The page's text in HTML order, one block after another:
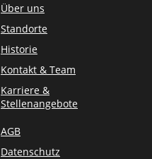
Über uns
Standorte
Historie
Kontakt & Team
Karriere &
Stellenangebote
AGB
Datenschutz